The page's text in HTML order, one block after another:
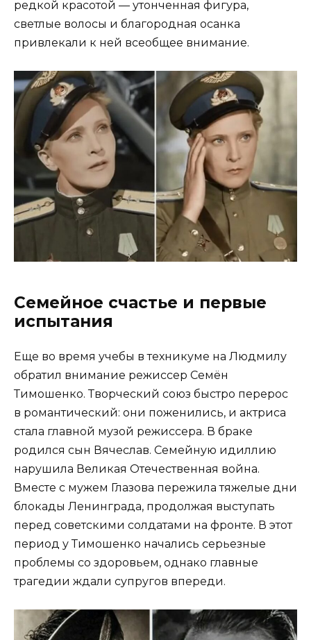
редкой красотой — утонченная фигура,
светлые волосы и благородная осанка
привлекали к ней всеобщее внимание.
Семейное счастье и первые
испытания
Еще во время учебы в техникуме на Людмилу
обратил внимание режиссер Семён
Тимошенко. Творческий союз быстро перерос
в романтический: они поженились, и актриса
стала главной музой режиссера. В браке
родился сын Вячеслав. Семейную идиллию
нарушила Великая Отечественная война.
Вместе с мужем Глазова пережила тяжелые дни
блокады Ленинграда, продолжая выступать
перед советскими солдатами на фронте. В этот
период у Тимошенко начались серьезные
проблемы со здоровьем, однако главные
трагедии ждали супругов впереди.